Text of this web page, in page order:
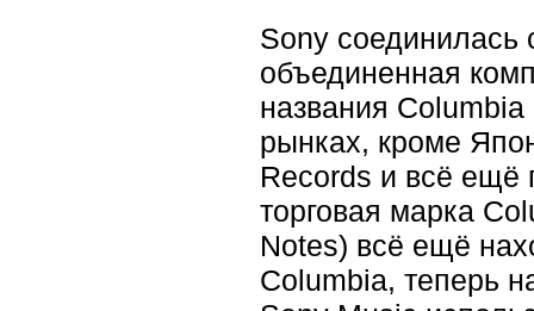
Sony соединилась
объединенная
названия
рынках, кроме
Records и всё ещё
торговая марка
Notes) всё ещё
Columbia, теперь